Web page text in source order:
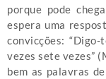
porque pode
espera uma
convicções:
vezes sete vezes”
bem as palavras